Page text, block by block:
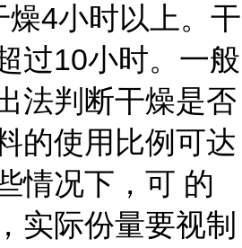
4小时以上。干
过10小时。一般
法判断干燥是否
的使用比例可达
情况下，可 的
实际份量要视制